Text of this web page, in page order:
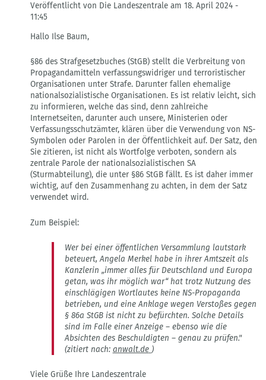
Veröffentlicht von Die Landeszentrale am 18. April 2024 -
11:45
auf
Sätze/Parolen
von
ilse
baum
Hallo Ilse Baum,
§86 des Strafgesetzbuches (StGB) stellt die Verbreitung von
Propagandamitteln verfassungswidriger und terroristischer
Organisationen unter Strafe. Darunter fallen ehemalige
nationalsozialistische Organisationen. Es ist relativ leicht, sich
zu informieren, welche das sind, denn zahlreiche
Internetseiten, darunter auch unsere, Ministerien oder
Verfassungsschutzämter, klären über die Verwendung von NS-
Symbolen oder Parolen in der Öffentlichkeit auf. Der Satz, den
Sie zitieren, ist nicht als Wortfolge verboten, sondern als
zentrale Parole der nationalsozialistischen SA
(Sturmabteilung), die unter §86 StGB fällt. Es ist daher immer
wichtig, auf den Zusammenhang zu achten, in dem der Satz
verwendet wird.
Zum Beispiel:
Wer bei einer öffentlichen Versammlung lautstark
beteuert, Angela Merkel habe in ihrer Amtszeit als
Kanzlerin „immeralles für Deutschlandund Europa
getan, was ihr möglich war“ hat trotz Nutzung des
einschlägigen Wortlautes keine NS-Propaganda
betrieben, und eine Anklage wegen Verstoßes gegen
§ 86a StGB ist nicht zu befürchten. Solche Details
sind im Falle einer Anzeige – ebenso wie die
Absichten des Beschuldigten – genau zu prüfen."
(zitiert nach: anwalt.de )
Viele Grüße Ihre Landeszentrale